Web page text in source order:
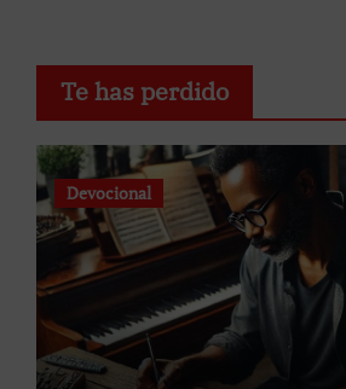
Te has perdido
Devocional